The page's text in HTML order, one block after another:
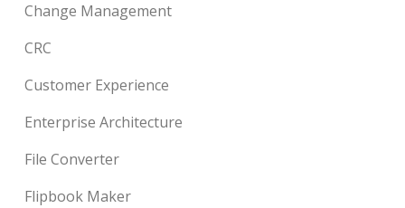
Change Management
CRC
Customer Experience
Enterprise Architecture
File Converter
Flipbook Maker